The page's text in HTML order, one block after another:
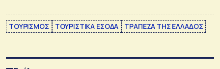
ΤΟΥΡΙΣΜΟΣ ΤΟΥΡΙΣΤΙΚΑ ΕΣΟΔΑ ΤΡΑΠΕΖΑ ΤΗΣ ΕΛΛΑΔΟΣ